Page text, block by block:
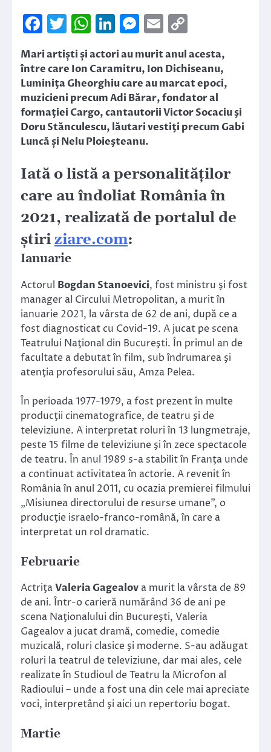
Facebook
Twitter
WhatsApp
LinkedIn
Messenger
Email
Mari artiști și actori au murit anul acesta,
între care Ion Caramitru, Ion Dichiseanu,
Luminiţa Gheorghiu care au marcat epoci,
muzicieni precum Adi Bărar, fondator al
formaţiei Cargo, cantautorii Victor Socaciu şi
Doru Stănculescu, lăutari vestiţi precum Gabi
Luncă și Nelu Ploieşteanu.
Iată o listă a personalităţilor
care au îndoliat România în
2021, realizată de portalul de
știri ziare.com:
Ianuarie
Actorul Bogdan Stanoevici, fost ministru şi fost
manager al Circului Metropolitan, a murit în
ianuarie 2021, la vârsta de 62 de ani, după ce a
fost diagnosticat cu Covid-19. A jucat pe scena
Teatrului Naţional din Bucureşti. În primul an de
facultate a debutat în film, sub îndrumarea şi
atenţia profesorului său, Amza Pelea.
În perioada 1977-1979, a fost prezent în multe
producţii cinematografice, de teatru şi de
televiziune. A interpretat roluri în 13 lungmetraje,
peste 15 filme de televiziune şi în zece spectacole
de teatru. În anul 1989 s-a stabilit în Franţa unde
a continuat activitatea în actorie. A revenit în
România în anul 2011, cu ocazia premierei filmului
„Misiunea directorului de resurse umane”, o
producţie israelo-franco-română, în care a
interpretat un rol dramatic.
Februarie
ActriţaValeria Gagealov a murit la vârsta de 89
de ani. Într-o carieră numărând 36 de ani pe
scena Naţionalului din Bucureşti, Valeria
Gagealov a jucat dramă, comedie, comedie
muzicală, roluri clasice şi moderne. S-au adăugat
roluri la teatrul de televiziune, dar mai ales, cele
realizate în Studioul de Teatru la Microfon al
Radioului – unde a fost una din cele mai apreciate
voci, interpretând şi aici un repertoriu bogat.
Martie